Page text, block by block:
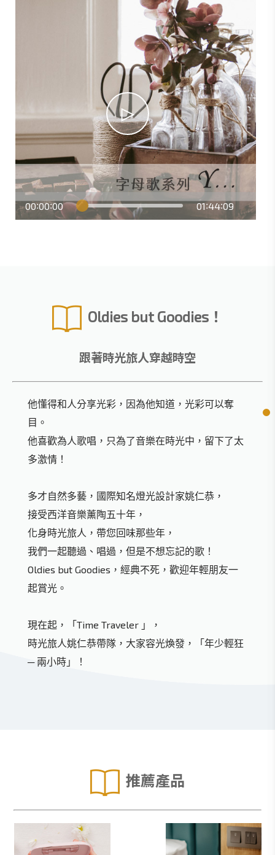
00:00:00 01:44:09
Oldies but Goodies！
跟著時光旅人穿越時空
他懂得和人分享光彩，因為他知道，光彩可以奪
目。
他喜歡為人歌唱，只為了音樂在時光中，留下了太
多激情！
多才自然多藝，國際知名燈光設計家姚仁恭，
接受西洋音樂薰陶五十年，
化身時光旅人，帶您回味那些年，
我們一起聽過、唱過，但是不想忘記的歌！
Oldies but Goodies，經典不死，歡迎年輕朋友一
起賞光。
現在起，「Time Traveler 」，
時光旅人姚仁恭帶隊，大家容光煥發，「年少輕狂
─ 兩小時」！
推薦產品